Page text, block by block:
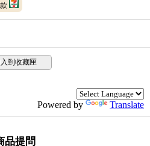
到收藏匣
Powered by Translate
品提問